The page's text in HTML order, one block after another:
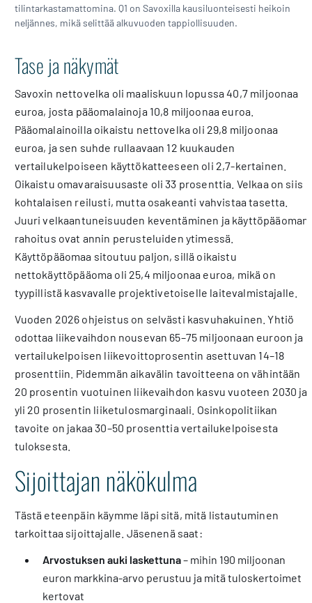
tilintarkastamattomina. Q1 on Savoxilla kausiluonteisesti heikoin
neljännes, mikä selittää alkuvuoden tappiollisuuden.
Tase ja näkymät
Savoxin nettovelka oli maaliskuun lopussa 40,7 miljoonaa
euroa, josta pääomalainoja 10,8 miljoonaa euroa.
Pääomalainoilla oikaistu nettovelka oli 29,8 miljoonaa
euroa, ja sen suhde rullaavaan 12 kuukauden
vertailukelpoiseen käyttökatteeseen oli 2,7-kertainen.
Oikaistu omavaraisuusaste oli 33 prosenttia. Velkaa on siis
kohtalaisen reilusti, mutta osakeanti vahvistaa tasetta.
Juuri velkaantuneisuuden keventäminen ja käyttöpääoman
rahoitus ovat annin perusteluiden ytimessä.
Käyttöpääomaa sitoutuu paljon, sillä oikaistu
nettokäyttöpääoma oli 25,4 miljoonaa euroa, mikä on
tyypillistä kasvavalle projektivetoiselle laitevalmistajalle.
Vuoden 2026 ohjeistus on selvästi kasvuhakuinen. Yhtiö
odottaa liikevaihdon nousevan 65–75 miljoonaan euroon ja
vertailukelpoisen liikevoittoprosentin asettuvan 14–18
prosenttiin. Pidemmän aikavälin tavoitteena on vähintään
20 prosentin vuotuinen liikevaihdon kasvu vuoteen 2030 ja
yli 20 prosentin liiketulosmarginaali. Osinkopolitiikan
tavoite on jakaa 30–50 prosenttia vertailukelpoisesta
tuloksesta.
Sijoittajan näkökulma
Tästä eteenpäin käymme läpi sitä, mitä listautuminen
tarkoittaa sijoittajalle. Jäsenenä saat:
Arvostuksen auki laskettuna– mihin 190 miljoonan
euron markkina-arvo perustuu ja mitä tuloskertoimet
kertovat